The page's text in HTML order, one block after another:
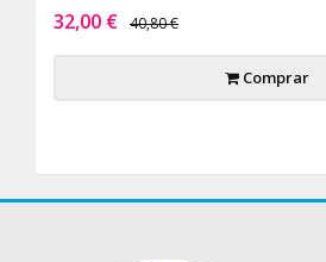
32,00 € 40,80 €
Comprar